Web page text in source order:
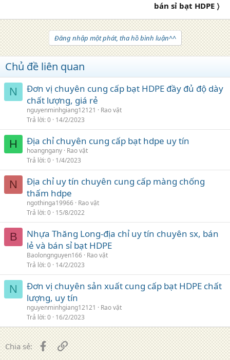
bán sỉ bạt HDPE 〉
Đăng nhập một phát, tha hồ bình luận^^
Chủ đề liên quan
N
Đơn vị chuyên cung cấp bạt HDPE đầy đủ độ dày
chất lượng, giá rẻ
nguyenminhgiang12121
Rao vặt
Trả lời 0 14/2/2023
H Địa chỉ chuyên cung cấp bạt hdpe uy tín
hoangngany Rao vặt
Trả lời 0 1/4/2023
N
Địa chỉ uy tín chuyên cung cấp màng chống
thấm hdpe
ngothinga19966 Rao vặt
Trả lời 0 15/8/2022
B
Nhựa Thăng Long-địa chỉ uy tín chuyên sx, bán
lẻ và bán sỉ bạt HDPE
Baolongnguyen166 Rao vặt
Trả lời 0 14/2/2023
N
Đơn vị chuyên sản xuất cung cấp bạt HDPE chất
lượng, uy tín
nguyenminhgiang12121
Rao vặt
Trả lời 0 16/2/2023
Chia sẻ: FacebookLiên kết